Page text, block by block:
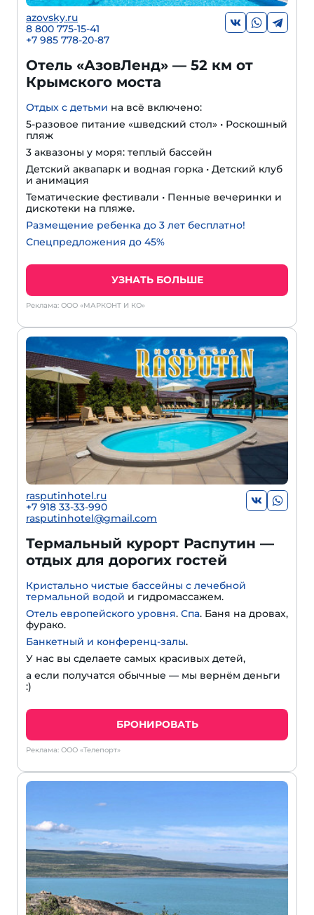
azovsky.ru
8 800 775-15-41
+7 985 778-20-87
Отель «АзовЛенд» — 52 км от
Крымского моста
Отдых с детьми на всё включено:
5-разовое питание «шведский стол» • Роскошный
пляж
3 аквазоны у моря: теплый бассейн
Детский аквапарк и водная горка • Детский клуб
и анимация
Тематические фестивали • Пенные вечеринки и
дискотеки на пляже.
Размещение ребенка до 3 лет бесплатно!
Спецпредложения до 45%
УЗНАТЬ БОЛЬШЕ
Реклама: ООО «МАРКОНТ И КО»
rasputinhotel.ru
+7 918 33-33-990
rasputinhotel@gmail.com
Термальный курорт Распутин —
отдых для дорогих гостей
Кристально чистые бассейны с лечебной
термальной водой и гидромассажем.
Отель европейского уровня. Спа. Баня на дровах,
фурако.
Банкетный и конференц-залы.
У нас вы сделаете самых красивых детей,
а если получатся обычные — мы вернём деньги
:)
БРОНИРОВАТЬ
Реклама: ООО «Телепорт»